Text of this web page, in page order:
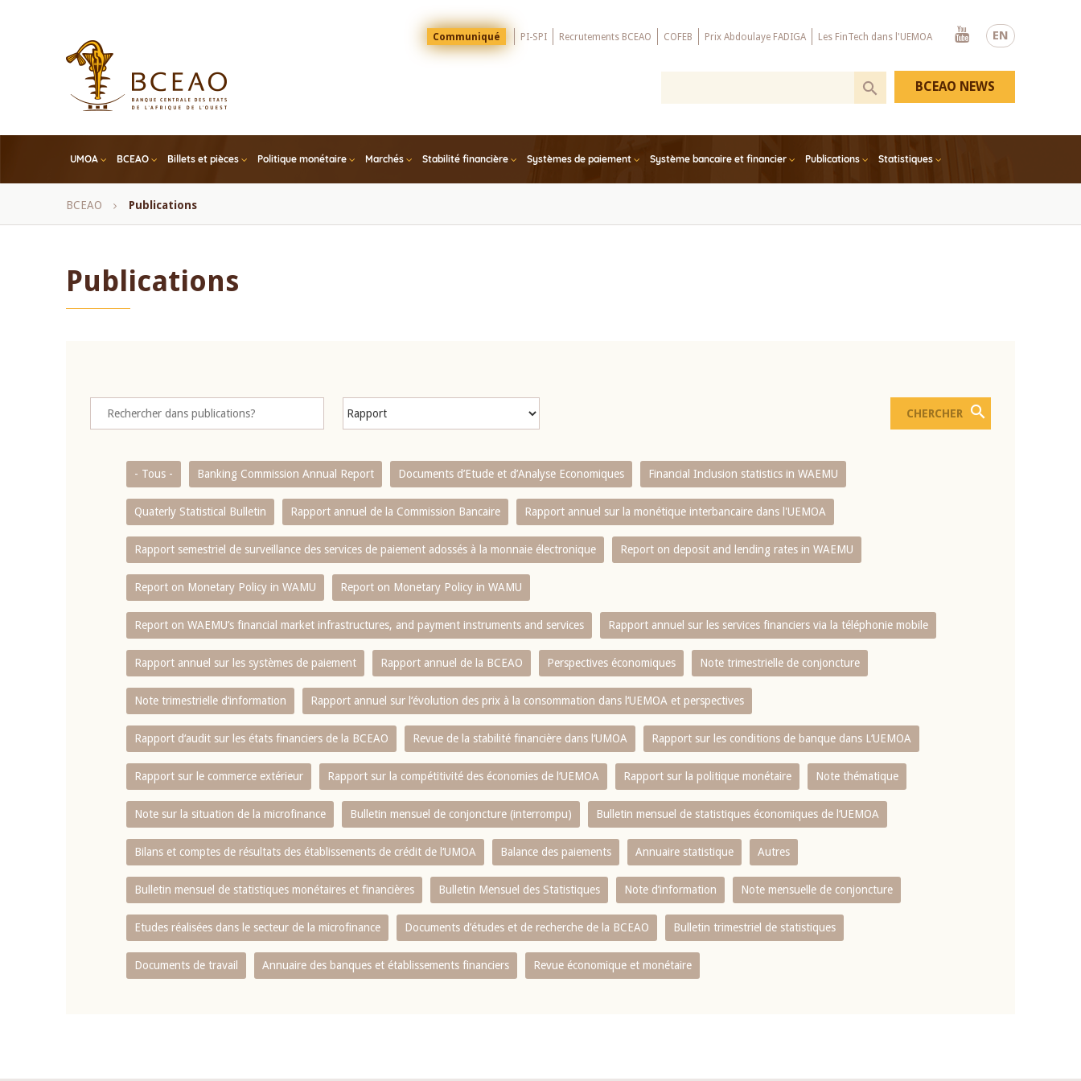
EN
Menu
Top
Communiqué PI-SPI Recrutements BCEAO COFEB Prix Abdoulaye FADIGA Les FinTech dans l'UEMOA
Youtube
UMOA BCEAO Billets et pièces Politique monétaire Marchés Stabilité financière Systèmes de paiement Système bancaire et financier Publications Statistiques
BCEAO NEWS
Fil
BCEAO Publications
Publications
- Tous - Banking Commission Annual Report Documents d’Etude et d’Analyse Economiques Financial Inclusion statistics in WAEMU
Quaterly Statistical Bulletin Rapport annuel de la Commission Bancaire Rapport annuel sur la monétique interbancaire dans l'UEMOA
Rapport semestriel de surveillance des services de paiement adossés à la monnaie électronique Report on deposit and lending rates in WAEMU
Report on Monetary Policy in WAMU Report on Monetary Policy in WAMU
Report on WAEMU’s financial market infrastructures, and payment instruments and services Rapport annuel sur les services financiers via la téléphonie mobile
Rapport annuel sur les systèmes de paiement Rapport annuel de la BCEAO Perspectives économiques Note trimestrielle de conjoncture
Note trimestrielle d‘information Rapport annuel sur l‘évolution des prix à la consommation dans l‘UEMOA et perspectives
Rapport d‘audit sur les états financiers de la BCEAO Revue de la stabilité financière dans l‘UMOA Rapport sur les conditions de banque dans L‘UEMOA
Rapport sur le commerce extérieur Rapport sur la compétitivité des économies de l‘UEMOA Rapport sur la politique monétaire Note thématique
Note sur la situation de la microfinance Bulletin mensuel de conjoncture (interrompu) Bulletin mensuel de statistiques économiques de l‘UEMOA
Bilans et comptes de résultats des établissements de crédit de l‘UMOA Balance des paiements Annuaire statistique Autres
Bulletin mensuel de statistiques monétaires et financières Bulletin Mensuel des Statistiques Note d’information Note mensuelle de conjoncture
Etudes réalisées dans le secteur de la microfinance Documents d’études et de recherche de la BCEAO Bulletin trimestriel de statistiques
Documents de travail Annuaire des banques et établissements financiers Revue économique et monétaire